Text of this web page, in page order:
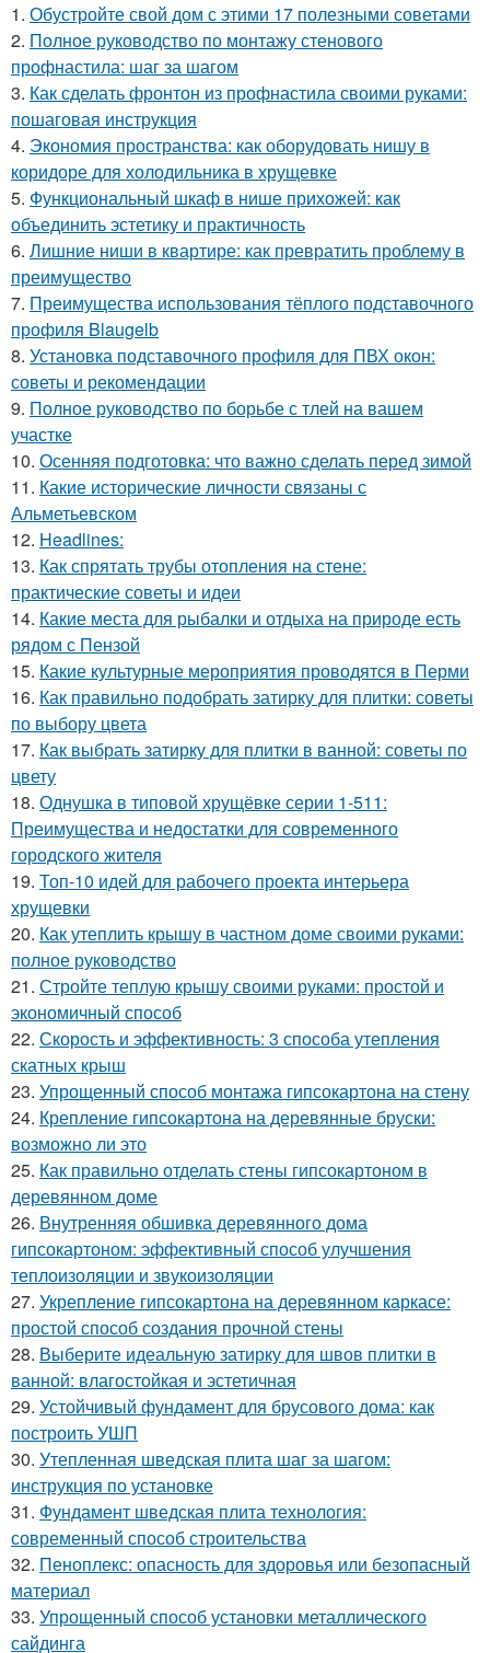
1. Обустройте свой дом с этими 17 полезными советами
2. Полное руководство по монтажу стенового
профнастила: шаг за шагом
3. Как сделать фронтон из профнастила своими руками:
пошаговая инструкция
4. Экономия пространства: как оборудовать нишу в
коридоре для холодильника в хрущевке
5. Функциональный шкаф в нише прихожей: как
объединить эстетику и практичность
6. Лишние ниши в квартире: как превратить проблему в
преимущество
7. Преимущества использования тёплого подставочного
профиля Blaugelb
8. Установка подставочного профиля для ПВХ окон:
советы и рекомендации
9. Полное руководство по борьбе с тлей на вашем
участке
10. Осенняя подготовка: что важно сделать перед зимой
11. Какие исторические личности связаны с
Альметьевском
12. Headlines:
13. Как спрятать трубы отопления на стене:
практические советы и идеи
14. Какие места для рыбалки и отдыха на природе есть
рядом с Пензой
15. Какие культурные мероприятия проводятся в Перми
16. Как правильно подобрать затирку для плитки: советы
по выбору цвета
17. Как выбрать затирку для плитки в ванной: советы по
цвету
18. Однушка в типовой хрущёвке серии 1-511:
Преимущества и недостатки для современного
городского жителя
19. Топ-10 идей для рабочего проекта интерьера
хрущевки
20. Как утеплить крышу в частном доме своими руками:
полное руководство
21. Стройте теплую крышу своими руками: простой и
экономичный способ
22. Скорость и эффективность: 3 способа утепления
скатных крыш
23. Упрощенный способ монтажа гипсокартона на стену
24. Крепление гипсокартона на деревянные бруски:
возможно ли это
25. Как правильно отделать стены гипсокартоном в
деревянном доме
26. Внутренняя обшивка деревянного дома
гипсокартоном: эффективный способ улучшения
теплоизоляции и звукоизоляции
27. Укрепление гипсокартона на деревянном каркасе:
простой способ создания прочной стены
28. Выберите идеальную затирку для швов плитки в
ванной: влагостойкая и эстетичная
29. Устойчивый фундамент для брусового дома: как
построить УШП
30. Утепленная шведская плита шаг за шагом:
инструкция по установке
31. Фундамент шведская плита технология:
современный способ строительства
32. Пеноплекс: опасность для здоровья или безопасный
материал
33. Упрощенный способ установки металлического
сайдинга